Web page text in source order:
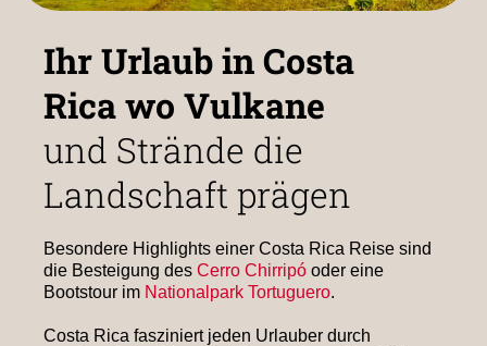
Ihr Urlaub in Costa
Rica wo Vulkane
und Strände die
Landschaft prägen
Besondere Highlights einer Costa Rica Reise sind
die Besteigung des Cerro Chirripó oder eine
Bootstour im Nationalpark Tortuguero.
Costa Rica fasziniert jeden Urlauber durch